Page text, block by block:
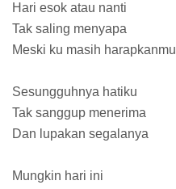
Hari esok atau nanti
Tak saling menyapa
Meski ku masih harapkanmu
Sesungguhnya hatiku
Tak sanggup menerima
Dan lupakan segalanya
Mungkin hari ini